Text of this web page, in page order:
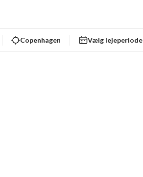
Copenhagen Vælg lejeperiode